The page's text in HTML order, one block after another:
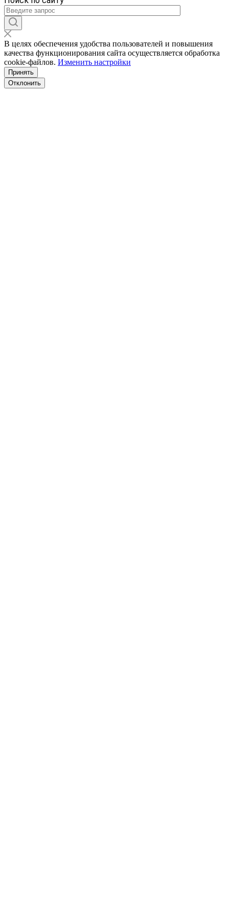
В целях обеспечения удобства пользователей и повышения
качества функционирования сайта осуществляется обработка
сookiе-файлов. Изменить настройки
Принять
Отклонить